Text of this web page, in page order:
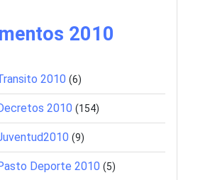
2010
2010 (6)
2010 (154)
(9)
Deporte 2010 (5)